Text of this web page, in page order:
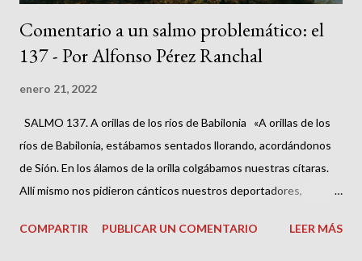
Comentario a un salmo problemático: el
137 - Por Alfonso Pérez Ranchal
enero 21, 2022
SALMO 137. A orillas de los ríos de Babilonia «A orillas de los
ríos de Babilonia, estábamos sentados llorando, acordándonos
de Sión. En los álamos de la orilla colgábamos nuestras cítaras.
Allí mismo nos pidieron cánticos nuestros deportadores,
Sión!". ¿Cómo podríamos cantar un canto de Yahvé en un país
COMPARTIR PUBLICAR UN COMENTARIO LEER MÁS